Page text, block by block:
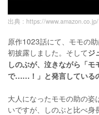
出典 : https://www.amazon.co.jp/
原作1023話にて、モモの
初披露しました。そしてジ
しのぶが、泣きながら「
で……！」と発言している
大人になったモモの助の姿
いですが、しのぶと比べ